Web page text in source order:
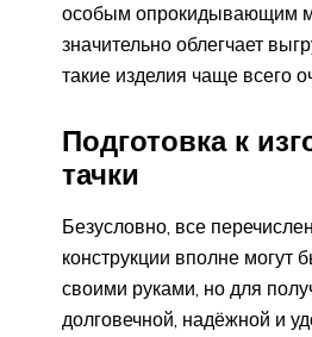
особым опрокидывающим
значительно облегчает
такие изделия чаще всего
Подготовка к
тачки
Безусловно, все
конструкции вполне могут
своими руками, но для
долговечной, надёжной и